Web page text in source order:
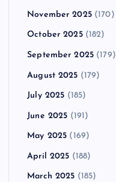
November 2025(170)
October 2025(182)
September 2025 (179)
August 2025 (179)
July 2025 (185)
June 2025 (191)
May 2025 (169)
April 2025 (188)
March 2025 (185)